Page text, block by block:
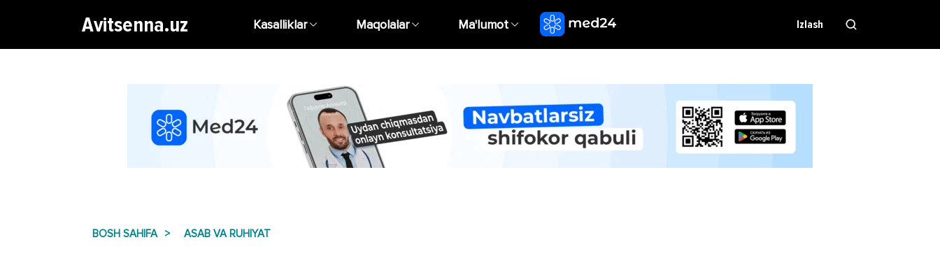
Avitsenna.uz Kasalliklar Maqolalar Ma'lumot Izlash
BOSH SAHIFA ASAB VA RUHIYAT